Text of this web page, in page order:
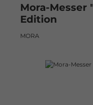
Mora-Messer
Edition
MORA
Bildergalerie